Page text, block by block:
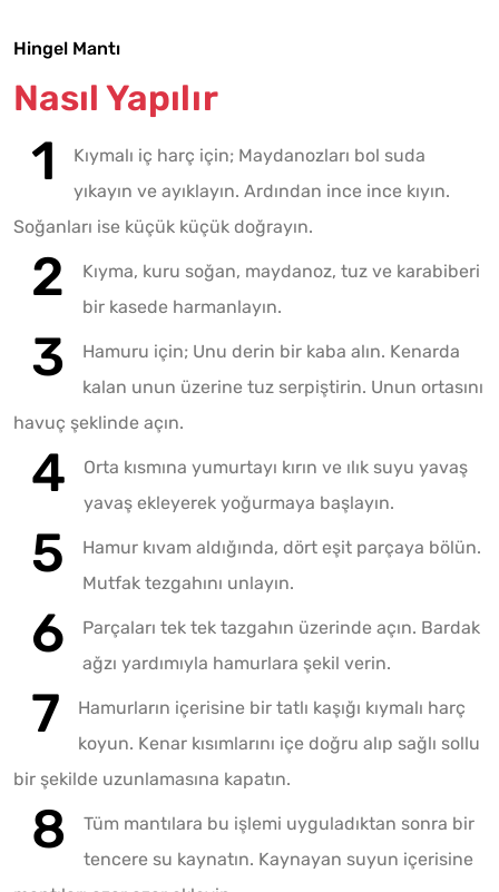
Hingel Mantı
Nasıl Yapılır
Kıymalı iç harç için; Maydanozları bol suda
yıkayın ve ayıklayın. Ardından ince ince kıyın.
Soğanları ise küçük küçük doğrayın.
Kıyma, kuru soğan, maydanoz, tuz ve karabiberi
bir kasede harmanlayın.
Hamuru için; Unu derin bir kaba alın. Kenarda
kalan unun üzerine tuz serpiştirin. Unun ortasını
havuç şeklinde açın.
Orta kısmına yumurtayı kırın ve ılık suyu yavaş
yavaş ekleyerek yoğurmaya başlayın.
Hamur kıvam aldığında, dört eşit parçaya bölün.
Mutfak tezgahını unlayın.
Parçaları tek tek tazgahın üzerinde açın. Bardak
ağzı yardımıyla hamurlara şekil verin.
Hamurların içerisine bir tatlı kaşığı kıymalı harç
koyun. Kenar kısımlarını içe doğru alıp sağlı sollu
bir şekilde uzunlamasına kapatın.
Tüm mantılara bu işlemi uyguladıktan sonra bir
tencere su kaynatın. Kaynayan suyun içerisine